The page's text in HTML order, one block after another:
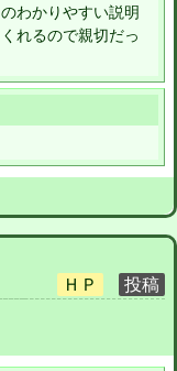
わかりやすい説明
れるので親切だっ